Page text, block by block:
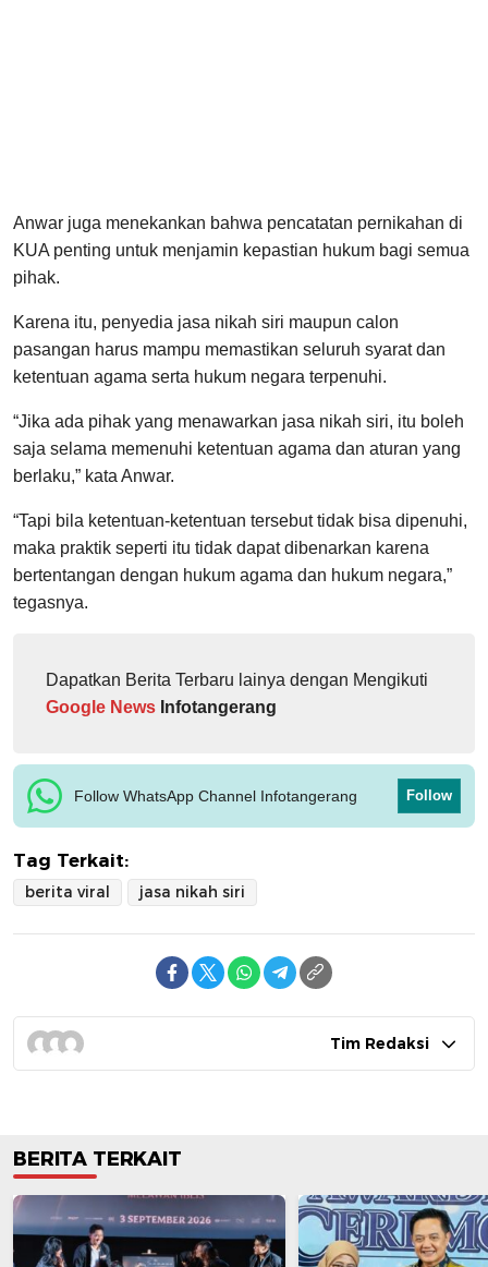
Anwar juga menekankan bahwa pencatatan pernikahan di
KUA penting untuk menjamin kepastian hukum bagi semua
pihak.
Karena itu, penyedia jasa nikah siri maupun calon
pasangan harus mampu memastikan seluruh syarat dan
ketentuan agama serta hukum negara terpenuhi.
“Jika ada pihak yang menawarkan jasa nikah siri, itu boleh
saja selama memenuhi ketentuan agama dan aturan yang
berlaku,” kata Anwar.
“Tapi bila ketentuan-ketentuan tersebut tidak bisa dipenuhi,
maka praktik seperti itu tidak dapat dibenarkan karena
bertentangan dengan hukum agama dan hukum negara,”
tegasnya.
Dapatkan Berita Terbaru lainya dengan Mengikuti
Google News Infotangerang
Follow WhatsApp Channel Infotangerang Follow
Tag Terkait:
berita viral jasa nikah siri
Tim Redaksi
BERITA TERKAIT